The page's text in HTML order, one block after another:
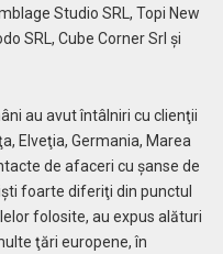
Studio SRL, Topi New
SRL, Cube Corner Srl şi
au avut întâlniri cu clienţii
Elveţia, Germania, Marea
de afaceri cu şanse de
foarte diferiţi din punctul
folosite, au expus alături
ţări europene, în